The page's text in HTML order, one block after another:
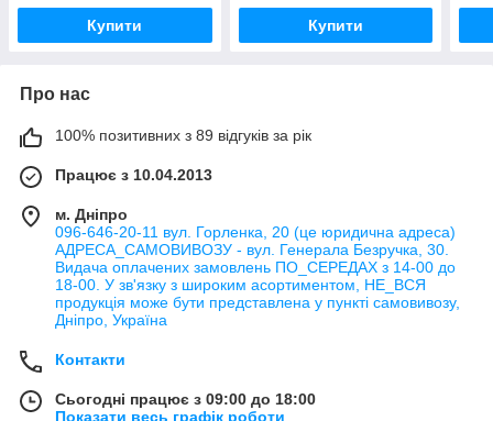
Купити Купити
Про нас
100% позитивних з 89 відгуків за рік
Працює з 10.04.2013
м. Дніпро
096-646-20-11 вул. Горленка, 20 (це юридична адреса)
АДРЕСА_САМОВИВОЗУ - вул. Генерала Безручка, 30.
Видача оплачених замовлень ПО_СЕРЕДАХ з 14-00 до
18-00. У зв'язку з широким асортиментом, НЕ_ВСЯ
продукція може бути представлена у пункті самовивозу,
Дніпро, Україна
Контакти
Сьогодні працює з 09:00 до 18:00
Показати весь графік роботи